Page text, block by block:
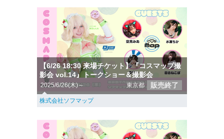
【6/26 18:30 来場チケット】『コスマップ撮
影会 vol.14』トークショー＆撮影会
2025/6/26(木)～ 東京都 販売終了
株式会社ソフマップ